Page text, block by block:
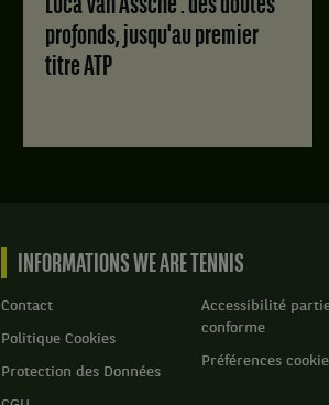
Luca Van Assche : des doutes
profonds, jusqu'au premier
titre ATP
INFORMATIONS WE ARE TENNIS
Contact
Politique Cookies
Protection des Données
Accessibilité
conforme
Préférences